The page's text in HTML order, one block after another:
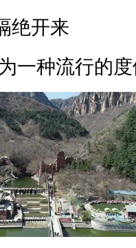
绝开来
一种流行的